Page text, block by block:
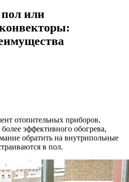
или
отопительных приборов,
эффективного обогрева,
обратить на внутрипольные
в пол.